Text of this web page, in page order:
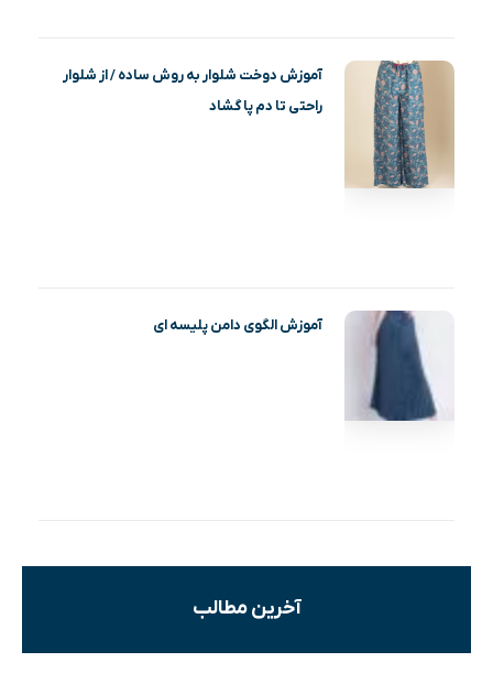
آموزش دوخت شلوار به روش ساده / از شلوار
راحتی تا دم پا گشاد
آموزش الگوی دامن پلیسه ای
آخرین مطالب